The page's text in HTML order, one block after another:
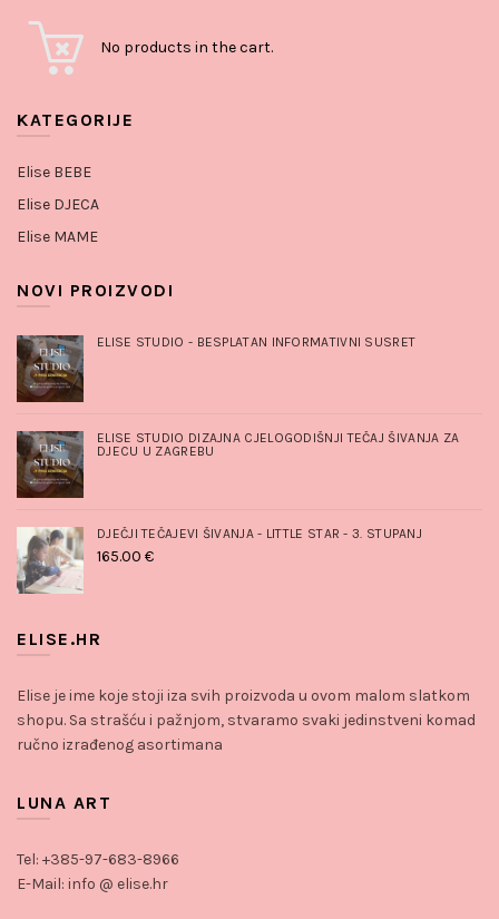
No products in the cart.
KATEGORIJE
Elise BEBE
Elise DJECA
Elise MAME
NOVI PROIZVODI
ELISE STUDIO - BESPLATAN INFORMATIVNI SUSRET
ELISE STUDIO DIZAJNA CJELOGODIŠNJI TEČAJ ŠIVANJA ZA
DJECU U ZAGREBU
DJEČJI TEČAJEVI ŠIVANJA - LITTLE STAR - 3. STUPANJ
165.00 €
ELISE.HR
Elise je ime koje stoji iza svih proizvoda u ovom malom slatkom
shopu. Sa strašću i pažnjom, stvaramo svaki jedinstveni komad
ručno izrađenog asortimana
LUNA ART
Tel: +385-97-683-8966
E-Mail: info @ elise.hr